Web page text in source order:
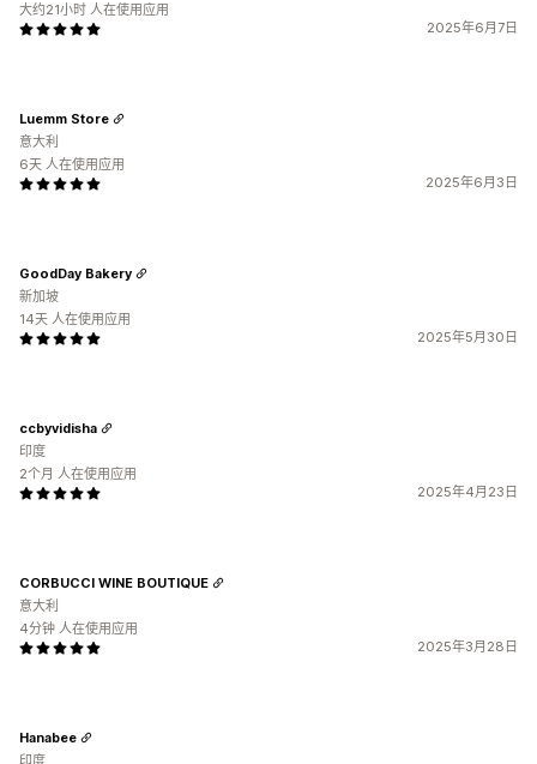
2025年6月7日
大约21小时 人在使用应用
2025年6月3日
Luemm Store
意大利
6天 人在使用应用
2025年5月30日
GoodDay Bakery
新加坡
14天 人在使用应用
2025年4月23日
ccbyvidisha
印度
2个月 人在使用应用
2025年3月28日
CORBUCCI WINE BOUTIQUE
意大利
4分钟 人在使用应用
Hanabee
印度